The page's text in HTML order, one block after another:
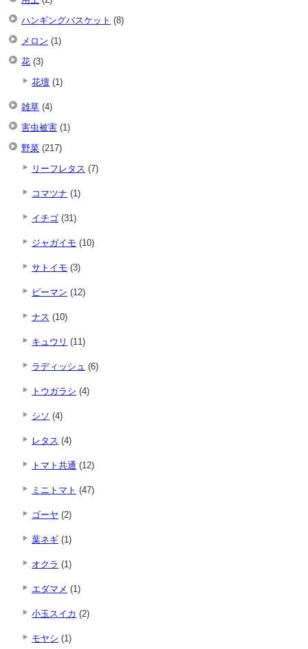
ハンギングバスケット (8)
メロン (1)
花 (3)
花壇 (1)
雑草 (4)
害虫被害 (1)
野菜 (217)
リーフレタス (7)
コマツナ (1)
イチゴ (31)
ジャガイモ (10)
サトイモ (3)
ピーマン (12)
ナス (10)
キュウリ (11)
ラディッシュ (6)
トウガラシ (4)
シソ (4)
レタス (4)
トマト共通 (12)
ミニトマト (47)
ゴーヤ (2)
葉ネギ (1)
オクラ (1)
エダマメ (1)
小玉スイカ (2)
モヤシ (1)